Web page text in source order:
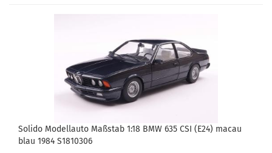
Solido Modellauto Maßstab 1:18 BMW 635 CSI (E24) macau
blau 1984 S1810306